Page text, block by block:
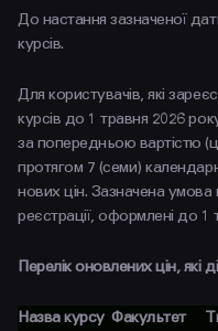
КОНТАКТИ
До настання зазначеної
курсів.
Для користувачів, які
курсів до 1 травня 2026
за попередньою вартістю
протягом 7 (семи)
нових цін. Зазначена
реєстрації, оформлені до 1
Перелік оновлених цін, які
Назва курсу Факультет